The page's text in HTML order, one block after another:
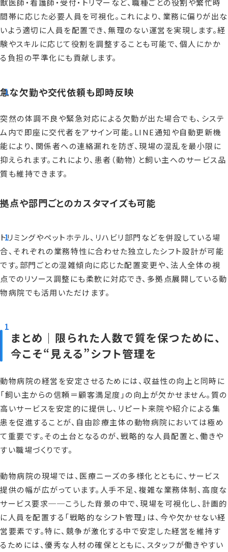
獣医師・看護師・受付・トリマーなど、職種ごとの役割や繁忙時
間帯に応じた必要人員を可視化。これにより、業務に偏りが出な
いよう適切に人員を配置でき、無理のない運営を実現します。経
験やスキルに応じて役割を調整することも可能で、個人にかか
る負担の平準化にも貢献します。
急な欠勤や交代依頼も即時反映
突然の体調不良や緊急対応による欠勤が出た場合でも、システ
ム内で即座に交代者をアサイン可能。LINE通知や自動更新機
能により、関係者への連絡漏れを防ぎ、現場の混乱を最小限に
抑えられます。これにより、患者（動物）と飼い主へのサービス品
質も維持できます。
拠点や部門ごとのカスタマイズも可能
トリミングやペットホテル、リハビリ部門などを併設している場
合、それぞれの業務特性に合わせた独立したシフト設計が可能
です。部門ごとの混雑傾向に応じた配置変更や、法人全体の視
点でのリソース調整にも柔軟に対応でき、多拠点展開している動
物病院でも活用いただけます。
まとめ｜限られた人数で質を保つために、
今こそ“見える”シフト管理を
動物病院の経営を安定させるためには、収益性の向上と同時に
「飼い主からの信頼＝顧客満足度」の向上が欠かせません。質の
高いサービスを安定的に提供し、リピート来院や紹介による集
患を促進することが、自由診療主体の動物病院においては極め
て重要です。その土台となるのが、戦略的な人員配置と、働きや
すい職場づくりです。
動物病院の現場では、医療ニーズの多様化とともに、サービス
提供の幅が広がっています。人手不足、複雑な業務体制、高度な
サービス要求──こうした背景の中で、現場を可視化し、計画的
に人員を配置する「戦略的なシフト管理」は、今や欠かせない経
営要素です。特に、競争が激化する中で安定した経営を維持す
るためには、優秀な人材の確保とともに、スタッフが働きやすい